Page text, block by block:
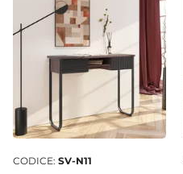
CODICE: SV-N11